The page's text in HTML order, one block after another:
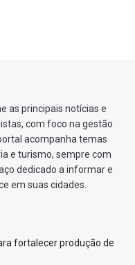
as principais notícias e
com foco na gestão
acompanha temas
e turismo, sempre com
dedicado a informar e
em suas cidades.
fortalecer produção de